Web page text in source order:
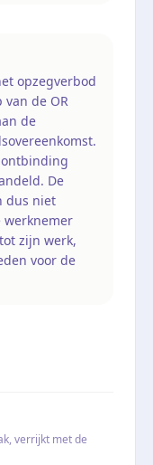
opzegverbod
de OR
de
De
dus niet
werknemer
zijn werk,
voor de
verrijkt met de